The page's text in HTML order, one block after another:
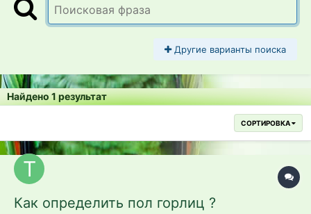
Другие варианты поиска
Найдено 1 результат
СОРТИРОВКА
Как определить пол горлиц ?